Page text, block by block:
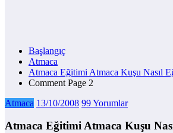
Başlangıç
Atmaca
Atmaca Eğitimi Atmaca Kuşu Nasıl
Comment Page 2
Atmaca 13/10/2008 99 Yorumlar
Atmaca Eğitimi Atmaca Kuşu